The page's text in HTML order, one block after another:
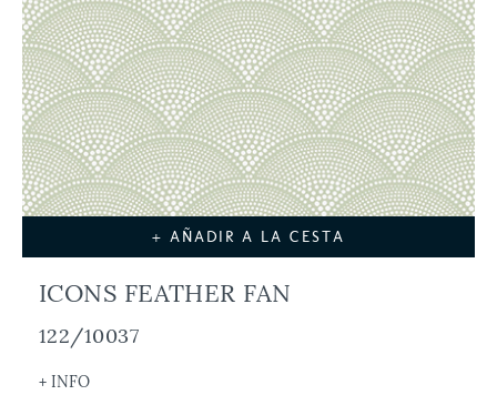
+ AÑADIR A LA CESTA
ICONS FEATHER FAN
122/10037
+ INFO